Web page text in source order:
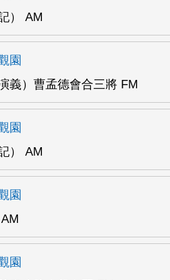
） AM
園
義）曹孟德會合三將 FM
園
） AM
園
園